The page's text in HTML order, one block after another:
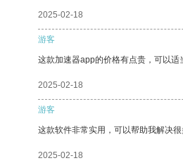
2025-02-18
游客
这款加速器app的价格有点贵，可以适
2025-02-18
游客
这款软件非常实用，可以帮助我解决很
2025-02-18